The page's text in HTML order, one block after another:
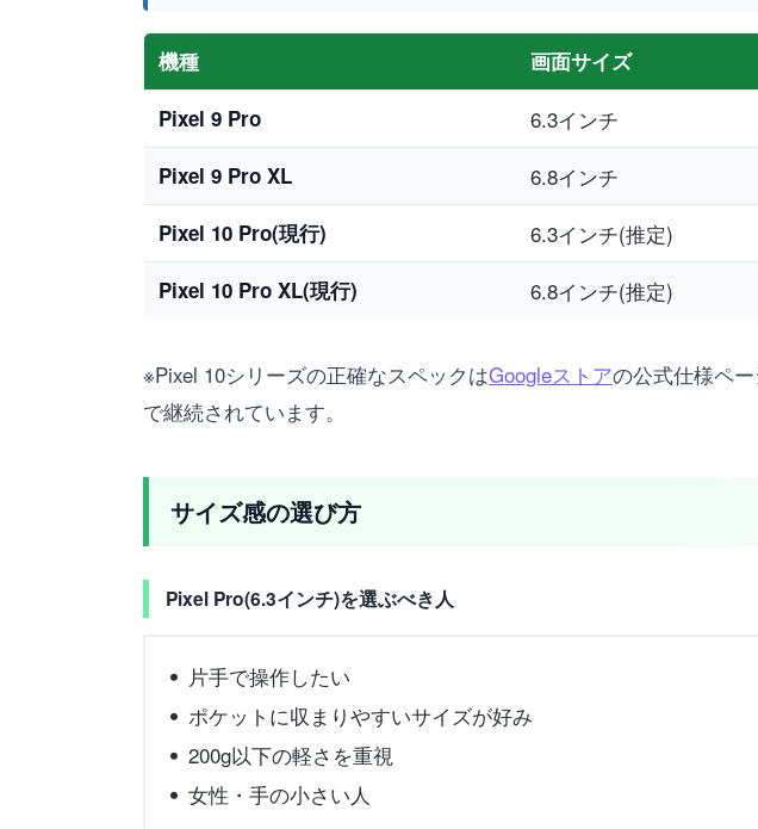
機種 画面サイズ
Pixel 9 Pro
6.3インチ
Pixel 9 Pro XL 6.8インチ
Pixel 10 Pro(現行) 6.3インチ(推定)
Pixel 10 Pro XL(現行) 6.8インチ(推定)
※Pixel 10シリーズの正確なスペックはGoogleストアの公式仕様ペ
で継続されています。
サイズ感の選び方
Pixel Pro(6.3インチ)を選ぶべき人
片手で操作したい
ポケットに収まりやすいサイズが好み
200g以下の軽さを重視
女性・手の小さい人